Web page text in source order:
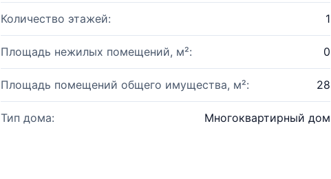
Количество этажей: 1
Площадь нежилых помещений, м²: 0
Площадь помещений общего имущества, м²: 28
Тип дома: Многоквартирный дом